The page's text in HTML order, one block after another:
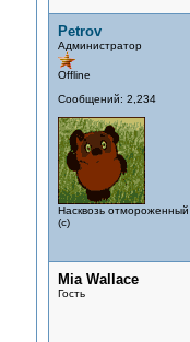
Petrov
Администратор
Offline
Сообщений: 2,234
Насквозь отмороженный
(с)
Mia Wallace
Гость